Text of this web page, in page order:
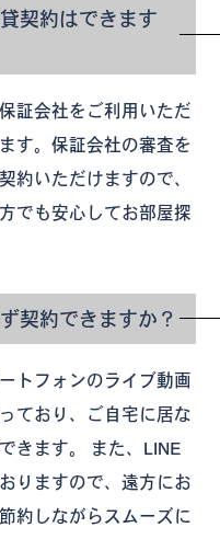
契約はできます
証会社をご利用いただ
す。保証会社の審査を
約いただけますので、
でも安心してお部屋探
契約できますか？
トフォンのライブ動画
ており、ご自宅に居な
きます。 また、LINE
りますので、遠方にお
約しながらスムーズに